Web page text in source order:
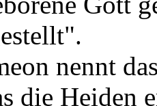
nennt
die Heiden